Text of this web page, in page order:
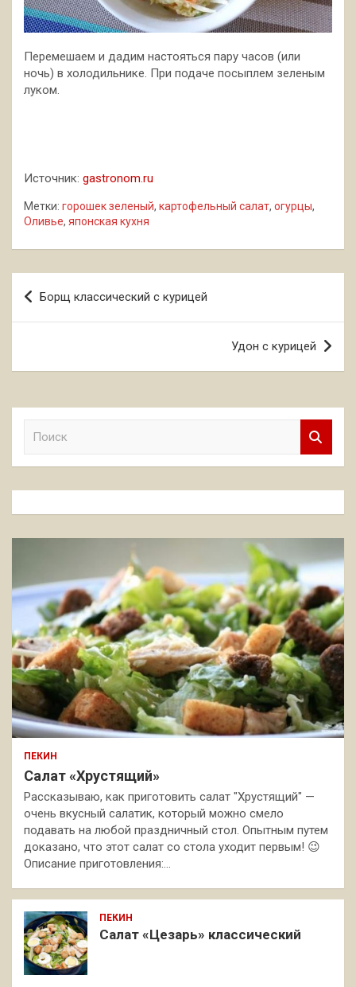
Перемешаем и дадим настояться пару часов (или
ночь) в холодильнике. При подаче посыплем зеленым
луком.
Источник: gastronom.ru
Метки: горошек зеленый, картофельный салат, огурцы,
Оливье, японская кухня
Навигация
по
Борщ классический с курицей
Удон с курицей
к
ПЕКИН
Салат «Хрустящий»
Рассказываю, как приготовить салат "Хрустящий" —
очень вкусный салатик, который можно смело
подавать на любой праздничный стол. Опытным путем
доказано, что этот салат со стола уходит первым! 😉
Описание приготовления:…
ПЕКИН
Салат «Цезарь» классический